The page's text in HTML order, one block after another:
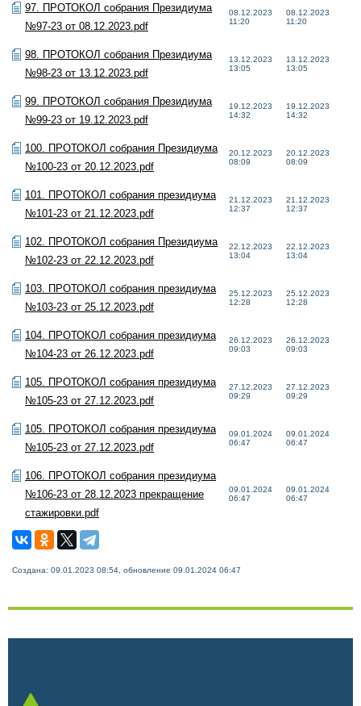
97. ПРОТОКОЛ собрания Президиума
№97-23 от 08.12.2023.pdf
08.12.2023
11:20
08.12.2023
11:20
98. ПРОТОКОЛ собрания Президиума
№98-23 от 13.12.2023.pdf
13.12.2023
13:05
13.12.2023
13:05
99. ПРОТОКОЛ собрания Президиума
№99-23 от 19.12.2023.pdf
19.12.2023
14:32
19.12.2023
14:32
100. ПРОТОКОЛ собрания Президиума
№100-23 от 20.12.2023.pdf
20.12.2023
08:09
20.12.2023
08:09
101. ПРОТОКОЛ собрания президиума
№101-23 от 21.12.2023.pdf
21.12.2023
12:37
21.12.2023
12:37
102. ПРОТОКОЛ собрания Президиума
№102-23 от 22.12.2023.pdf
22.12.2023
13:04
22.12.2023
13:04
103. ПРОТОКОЛ собрания президиума
№103-23 от 25.12.2023.pdf
25.12.2023
12:28
25.12.2023
12:28
104. ПРОТОКОЛ собрания президиума
№104-23 от 26.12.2023.pdf
26.12.2023
09:03
26.12.2023
09:03
105. ПРОТОКОЛ собрания президиума
№105-23 от 27.12.2023.pdf
27.12.2023
09:29
27.12.2023
09:29
105. ПРОТОКОЛ собрания президиума
№105-23 от 27.12.2023.pdf
09.01.2024
06:47
09.01.2024
06:47
106. ПРОТОКОЛ собрания президиума
№106-23 от 28.12.2023 прекращение
стажировки.pdf
09.01.2024
06:47
09.01.2024
06:47
Создана: 09.01.2023 08:54, обновление 09.01.2024 06:47